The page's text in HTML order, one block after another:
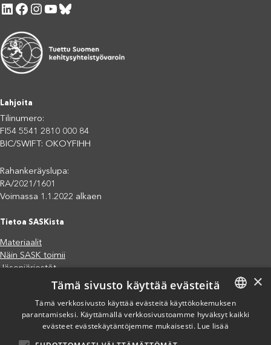
LinkedIn Facebook Instagram YouTube Bluesky
Lahjoita
Tilinumero:
FI54 5541 2810 000 84
BIC/SWIFT: OKOYFIHH
Rahankeräyslupa:
RA/2021/1601
Voimassa 1.1.2022 alkaen
Tietoa SASKista
Materiaalit
Näin SASK toimii
Jäsenjärjestöt
Saavutettavuusseloste
Tietosuojaseloste
Eettiset periaatteet (pdf)
Miten voit auttaa?
Lahjoita
FINNISH
×
Tämä sivusto käyttää evästeitä
Tämä verkkosivusto käyttää evästeitä käyttökokemuksen
parantamiseksi. Käyttämällä verkkosivustoamme hyväksyt kaikki
evästeet evästekäytäntöjemme mukaisesti. Lue lisää